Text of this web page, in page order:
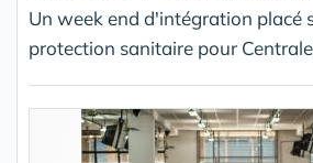
Un week end d'intégration placé
protection sanitaire pour